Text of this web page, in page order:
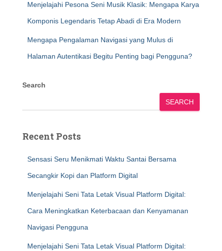
Menjelajahi Pesona Seni Musik Klasik: Mengapa Karya
Komponis Legendaris Tetap Abadi di Era Modern
Mengapa Pengalaman Navigasi yang Mulus di
Halaman Autentikasi Begitu Penting bagi Pengguna?
Search
SEARCH
Recent Posts
Sensasi Seru Menikmati Waktu Santai Bersama
Secangkir Kopi dan Platform Digital
Menjelajahi Seni Tata Letak Visual Platform Digital:
Cara Meningkatkan Keterbacaan dan Kenyamanan
Navigasi Pengguna
Menjelajahi Seni Tata Letak Visual Platform Digital: